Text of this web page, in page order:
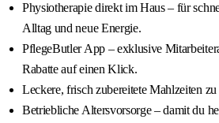
Physiotherapie direkt im Haus – für
Alltag und neue Energie.
PflegeButler App – exklusive
Rabatte auf einen Klick.
Leckere, frisch zubereitete Mahlzeiten zu
Betriebliche Altersvorsorge – damit du